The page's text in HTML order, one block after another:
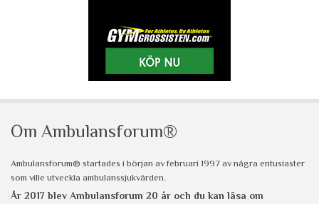
Om Ambulansforum®
Ambulansforum® startades i början av februari 1997 av några entusiaster
som ville utveckla ambulanssjukvården.
År 2017 blev Ambulansforum 20 år och du kan läsa om